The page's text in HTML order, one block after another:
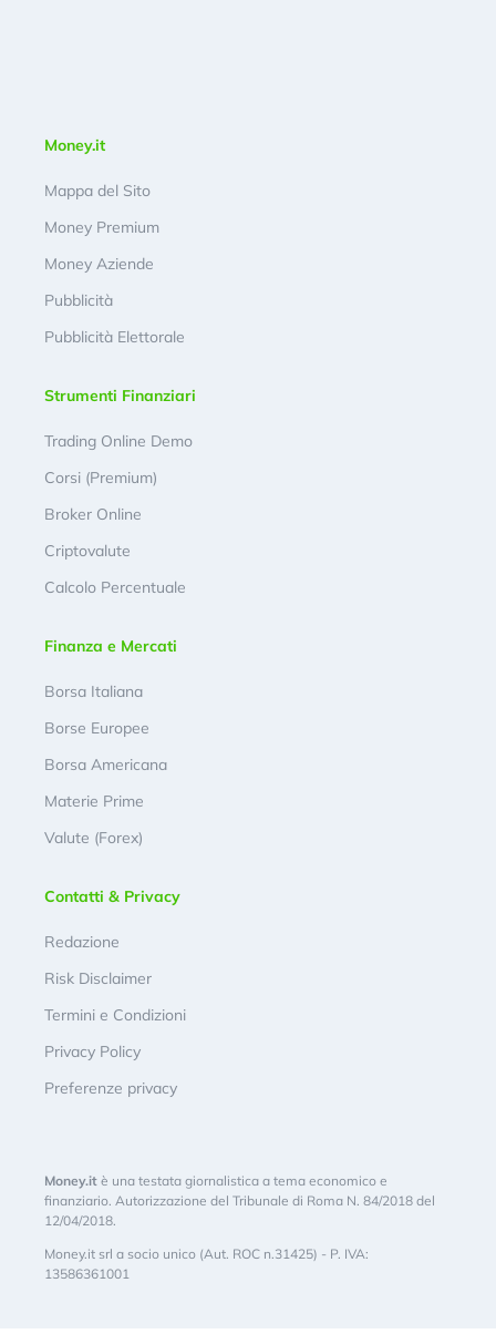
Money.it
Mappa del Sito
Money Premium
Money Aziende
Pubblicità
Pubblicità Elettorale
Strumenti Finanziari
Trading Online Demo
Corsi (Premium)
Broker Online
Criptovalute
Calcolo Percentuale
Finanza e Mercati
Borsa Italiana
Borse Europee
Borsa Americana
Materie Prime
Valute (Forex)
Contatti & Privacy
Redazione
Risk Disclaimer
Termini e Condizioni
Privacy Policy
Preferenze privacy
Money.it è una testata giornalistica a tema economico e
finanziario. Autorizzazione del Tribunale di Roma N. 84/2018 del
12/04/2018.
Money.it srl a socio unico (Aut. ROC n.31425) - P. IVA:
13586361001